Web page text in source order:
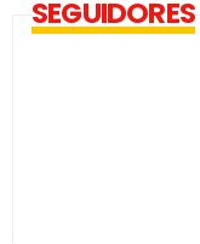
SEGUIDORES